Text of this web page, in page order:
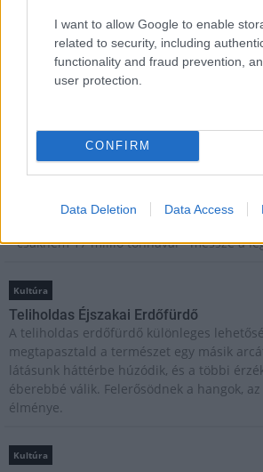
I want to allow Google to enable
related to security, including
functionality and fraud prevention,
user protection.
CONFIRM
Data Deletion Data Access
Kertben!
Beindult az őszibarackszezon,
- csaknem 17 millió tonnával - messze a
Kultúra
Teliholdas Éjszakai Erdőfürdő
A teliholdas erdőfürdő különleges
megtapasztald a természet egy másik
látásunk háttérbe húzódik, és a többi
éberebbé válik. Felerősödnek a hangok,
élménye.
Kultúra